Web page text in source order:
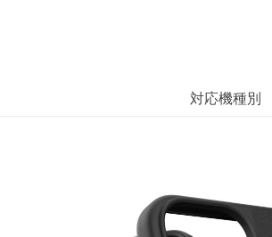
には、日本では珍しい「海外ブラン
対応機種別